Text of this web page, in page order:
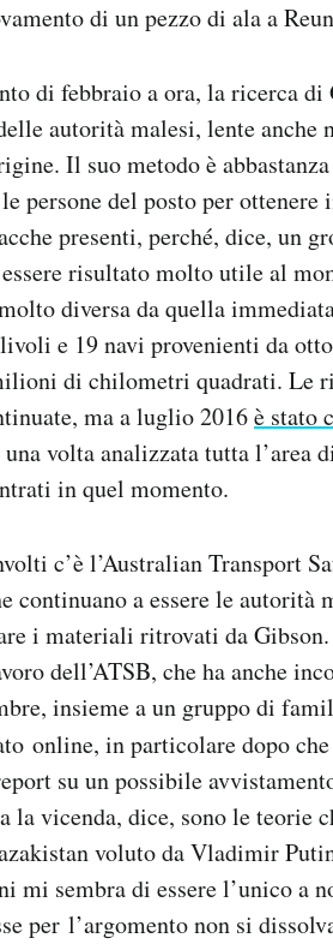
di un pezzo di ala a
di febbraio a ora, la ricerca di
autorità malesi, lente
Il suo metodo è
persone del posto per
presenti, perché, dice, un
risultato molto utile al
diversa da quella
e 19 navi provenienti da
di chilometri quadrati. Le
ma a luglio 2016è stato
una volta analizzata tutta
in quel momento.
c’è l’Australian Transport
continuano a essere le autorità
i materiali ritrovati da
dell’ATSB, che ha anche
insieme a un gruppo di
online, in particolare dopo
su un possibile
la vicenda, dice, sono le teorie
voluto da Vladimir
mi sembra di essere l’unico a
per l’argomento non si